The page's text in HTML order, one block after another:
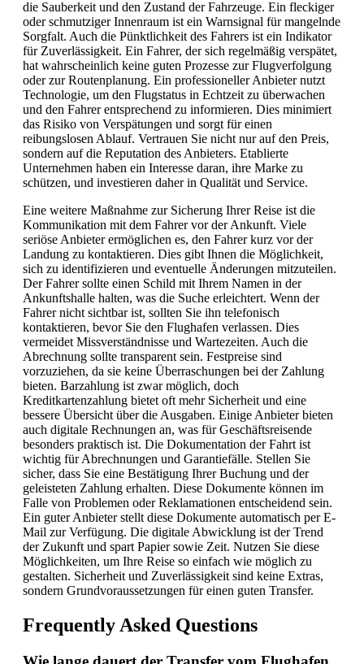
die Sauberkeit und den Zustand der Fahrzeuge. Ein fleckiger
oder schmutziger Innenraum ist ein Warnsignal für mangelnde
Sorgfalt. Auch die Pünktlichkeit des Fahrers ist ein Indikator
für Zuverlässigkeit. Ein Fahrer, der sich regelmäßig verspätet,
hat wahrscheinlich keine guten Prozesse zur Flugverfolgung
oder zur Routenplanung. Ein professioneller Anbieter nutzt
Technologie, um den Flugstatus in Echtzeit zu überwachen
und den Fahrer entsprechend zu informieren. Dies minimiert
das Risiko von Verspätungen und sorgt für einen
reibungslosen Ablauf. Vertrauen Sie nicht nur auf den Preis,
sondern auf die Reputation des Anbieters. Etablierte
Unternehmen haben ein Interesse daran, ihre Marke zu
schützen, und investieren daher in Qualität und Service.
Eine weitere Maßnahme zur Sicherung Ihrer Reise ist die
Kommunikation mit dem Fahrer vor der Ankunft. Viele
seriöse Anbieter ermöglichen es, den Fahrer kurz vor der
Landung zu kontaktieren. Dies gibt Ihnen die Möglichkeit,
sich zu identifizieren und eventuelle Änderungen mitzuteilen.
Der Fahrer sollte einen Schild mit Ihrem Namen in der
Ankunftshalle halten, was die Suche erleichtert. Wenn der
Fahrer nicht sichtbar ist, sollten Sie ihn telefonisch
kontaktieren, bevor Sie den Flughafen verlassen. Dies
vermeidet Missverständnisse und Wartezeiten. Auch die
Abrechnung sollte transparent sein. Festpreise sind
vorzuziehen, da sie keine Überraschungen bei der Zahlung
bieten. Barzahlung ist zwar möglich, doch
Kreditkartenzahlung bietet oft mehr Sicherheit und eine
bessere Übersicht über die Ausgaben. Einige Anbieter bieten
auch digitale Rechnungen an, was für Geschäftsreisende
besonders praktisch ist. Die Dokumentation der Fahrt ist
wichtig für Abrechnungen und Garantiefälle. Stellen Sie
sicher, dass Sie eine Bestätigung Ihrer Buchung und der
geleisteten Zahlung erhalten. Diese Dokumente können im
Falle von Problemen oder Reklamationen entscheidend sein.
Ein guter Anbieter stellt diese Dokumente automatisch per E-
Mail zur Verfügung. Die digitale Abwicklung ist der Trend
der Zukunft und spart Papier sowie Zeit. Nutzen Sie diese
Möglichkeiten, um Ihre Reise so einfach wie möglich zu
gestalten. Sicherheit und Zuverlässigkeit sind keine Extras,
sondern Grundvoraussetzungen für einen guten Transfer.
Frequently Asked Questions